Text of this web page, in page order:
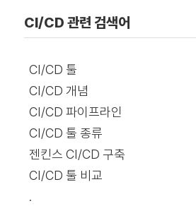
CI/CD 관련 검색어
CI/CD 툴
CI/CD 개념
CI/CD 파이프라인
CI/CD 툴 종류
젠킨스 CI/CD 구축
CI/CD 툴 비교
.